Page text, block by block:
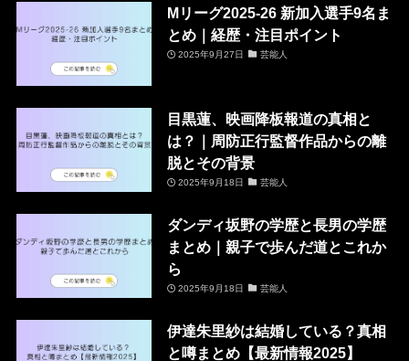
Mリーグ2025-26 新加入選手9名ま
とめ｜経歴・注目ポイント
2025年9月27日 芸能人
目黒蓮、映画降板報道の真相と
は？｜周防正行監督作品からの離
脱とその背景
2025年9月18日 芸能人
ダンディ坂野の学歴と長男の学歴
まとめ｜親子で歩んだ道とこれか
ら
2025年9月18日 芸能人
伊達朱里紗は結婚している？真相
と噂まとめ【最新情報2025】